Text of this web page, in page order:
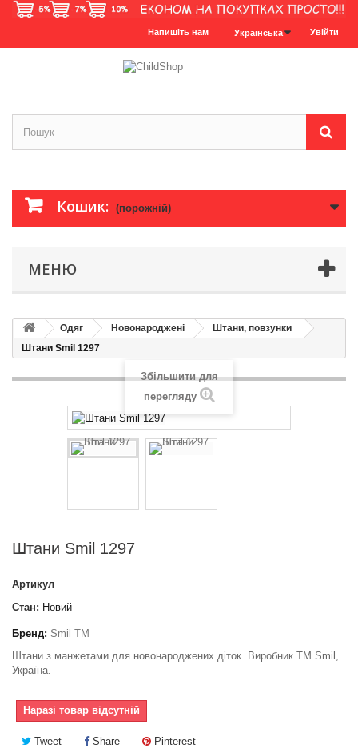
Увійти
Українська
Напишіть нам
Кошик: (порожній)
МЕНЮ
Одяг Новонароджені
Штани, повзунки
Штани Smil 1297
Збільшити для
перегляду
Штани Smil 1297
Артикул
Стан: Новий
Бренд: Smil TM
Штани з манжетами для новонароджених діток. Виробник ТМ Smil,
Україна.
Наразі товар відсутній
Tweet Share Pinterest